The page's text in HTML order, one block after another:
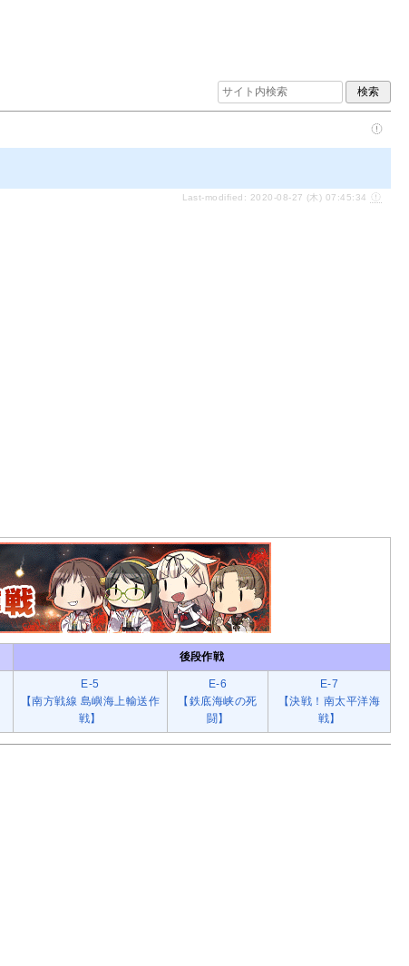
Last-modified: 2020-08-27 (木) 07:45:34
後段作戦
E-5
【南方戦線 島嶼海上輸送作
戦】
E-6
【鉄底海峡の死
闘】
E-7
【決戦！南太平洋海
戦】